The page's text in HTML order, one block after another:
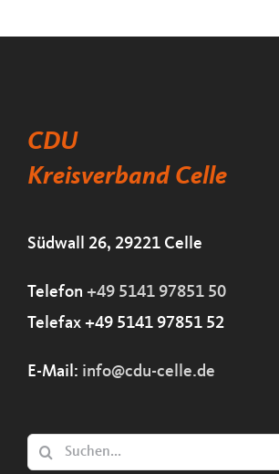
CDU
Kreisverband Celle
Südwall 26, 29221 Celle
Telefon +49 5141 97851 50
Telefax +49 5141 97851 52
E-Mail: info@cdu-celle.de
Suche